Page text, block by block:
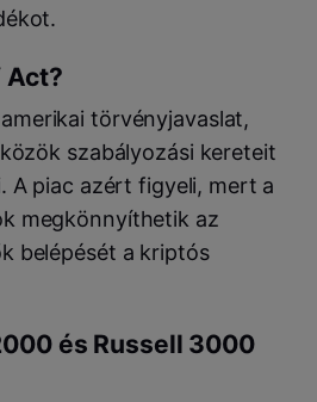
Act?
törvényjavaslat,
szabályozási kereteit
A piac azért figyeli, mert a
megkönnyíthetik az
belépését a kriptós
és Russell 3000